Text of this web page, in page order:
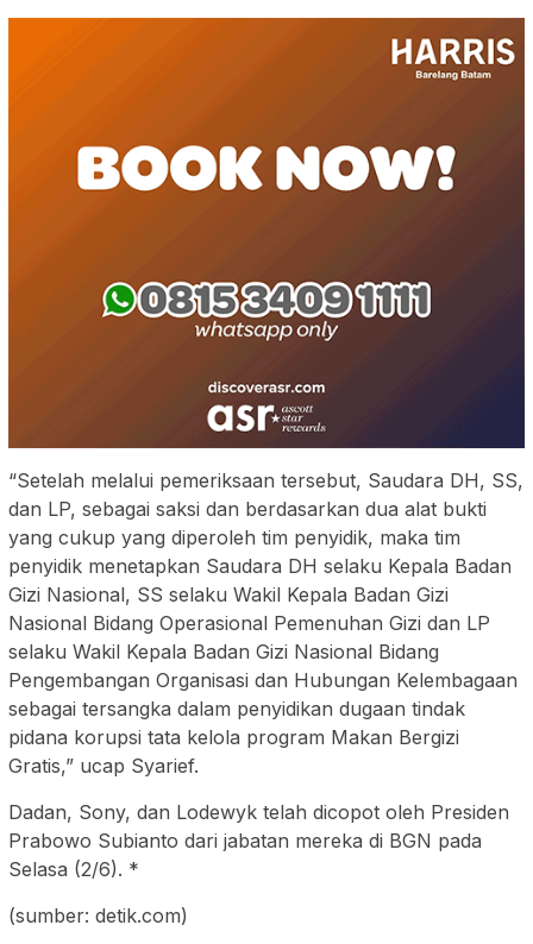
“Setelah melalui pemeriksaan tersebut, Saudara DH, SS,
dan LP, sebagai saksi dan berdasarkan dua alat bukti
yang cukup yang diperoleh tim penyidik, maka tim
penyidik menetapkan Saudara DH selaku Kepala Badan
Gizi Nasional, SS selaku Wakil Kepala Badan Gizi
Nasional Bidang Operasional Pemenuhan Gizi dan LP
selaku Wakil Kepala Badan Gizi Nasional Bidang
Pengembangan Organisasi dan Hubungan Kelembagaan
sebagai tersangka dalam penyidikan dugaan tindak
pidana korupsi tata kelola program Makan Bergizi
Gratis,” ucap Syarief.
Dadan, Sony, dan Lodewyk telah dicopot oleh Presiden
Prabowo Subianto dari jabatan mereka di BGN pada
Selasa (2/6). *
(sumber: detik.com)